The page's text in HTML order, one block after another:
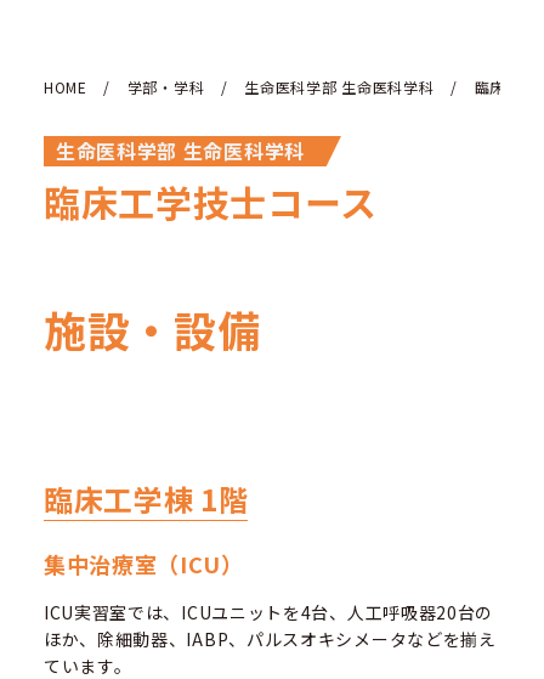
HOME / 学部・学科 / 生命医科学部 生命医科学科 / 臨床工学
生命医科学部 生命医科学科
臨床工学技士コース
施設・設備
臨床工学棟 1階
集中治療室（ICU）
ICU実習室では、ICUユニットを4台、人工呼吸器20台の
ほか、除細動器、IABP、パルスオキシメータなどを揃え
ています。